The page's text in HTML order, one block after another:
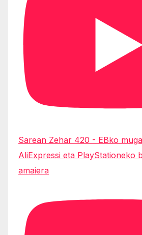
Sarean Zehar 420 - EBko
AliExpressi eta PlayStationeko
amaiera